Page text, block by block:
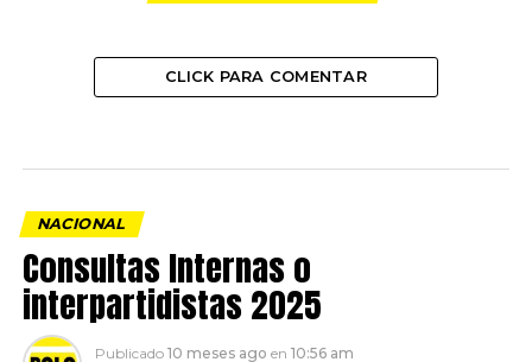
CLICK PARA COMENTAR
NACIONAL
Consultas Internas o
interpartidistas 2025
Publicado 10 meses ago en 10:56 am